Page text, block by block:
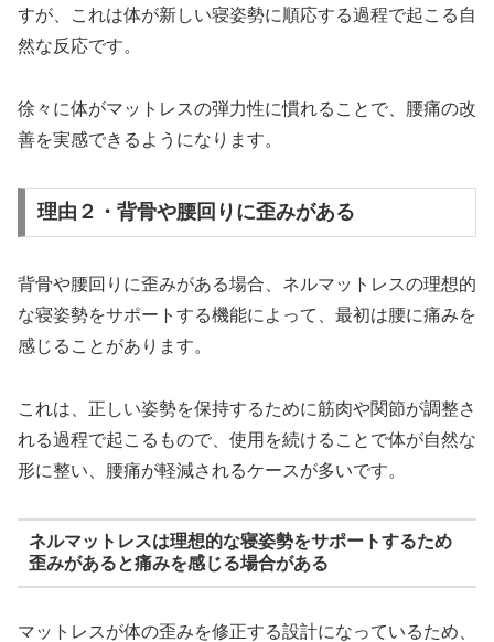
すが、これは体が新しい寝姿勢に順応する過程で起こる自
然な反応です。
徐々に体がマットレスの弾力性に慣れることで、腰痛の改
善を実感できるようになります。
理由２・背骨や腰回りに歪みがある
背骨や腰回りに歪みがある場合、ネルマットレスの理想的
な寝姿勢をサポートする機能によって、最初は腰に痛みを
感じることがあります。
これは、正しい姿勢を保持するために筋肉や関節が調整さ
れる過程で起こるもので、使用を続けることで体が自然な
形に整い、腰痛が軽減されるケースが多いです。
ネルマットレスは理想的な寝姿勢をサポートするため
歪みがあると痛みを感じる場合がある
マットレスが体の歪みを修正する設計になっているため、